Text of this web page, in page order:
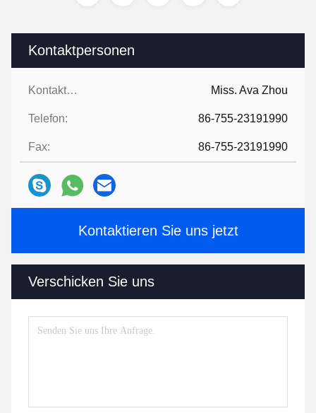
Kontaktpersonen
Kontaktpersonen: Miss. Ava Zhou
Telefon: 86-755-23191990
Fax: 86-755-23191990
Kontaktieren Sie uns jetzt
Verschicken Sie uns